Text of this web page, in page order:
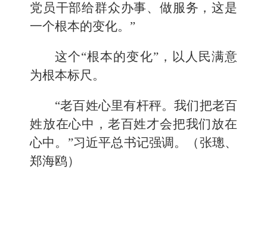
党员干部给群众办事、做服务，这是
一个根本的变化。”
这个“根本的变化”，以人民满意
为根本标尺。
“老百姓心里有杆秤。我们把老百
姓放在心中，老百姓才会把我们放在
心中。”习近平总书记强调。（张璁、
郑海鸥）